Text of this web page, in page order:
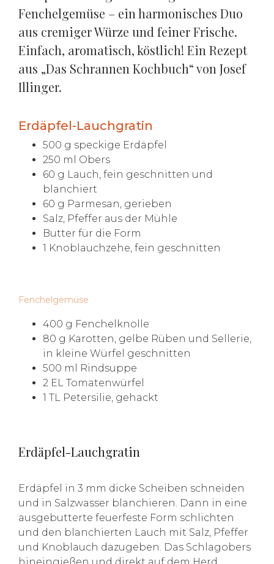
Fenchelgemüse – ein harmonisches Duo
aus cremiger Würze und feiner Frische.
Einfach, aromatisch, köstlich! Ein Rezept
aus „Das Schrannen Kochbuch“ von Josef
Illinger.
Erdäpfel-Lauchgratin
500 g speckige Erdäpfel
250 ml Obers
60 g Lauch, fein geschnitten und
blanchiert
60 g Parmesan, gerieben
Salz, Pfeffer aus der Mühle
Butter für die Form
1 Knoblauchzehe, fein geschnitten
Fenchelgemüse
400 g Fenchelknolle
80 g Karotten, gelbe Rüben und Sellerie,
in kleine Würfel geschnitten
500 ml Rindsuppe
2 EL Tomatenwürfel
1 TL Petersilie, gehackt
Erdäpfel-Lauchgratin
Erdäpfel in 3 mm dicke Scheiben schneiden
und in Salzwasser blanchieren. Dann in eine
ausgebutterte feuerfeste Form schlichten
und den blanchierten Lauch mit Salz, Pfeffer
und Knoblauch dazugeben. Das Schlagobers